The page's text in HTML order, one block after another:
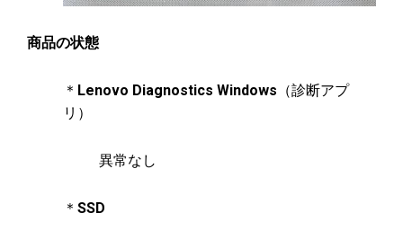
商品の状態
＊ Lenovo Diagnostics Windows （診断アプ
リ）
異常なし
＊ SSD